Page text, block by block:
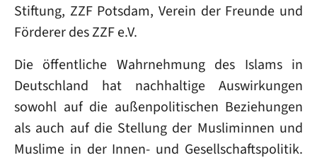
Stiftung, ZZF Potsdam, Verein der Freunde und
Förderer des ZZF e.V.
Die öffentliche Wahrnehmung des Islams in
Deutschland hat nachhaltige Auswirkungen
sowohl auf die außenpolitischen Beziehungen
als auch auf die Stellung der Musliminnen und
Muslime in der Innen- und Gesellschaftspolitik.